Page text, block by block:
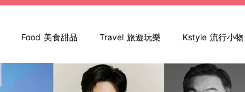
Food 美食甜品 Travel 旅遊玩樂 Kstyle 流行小物